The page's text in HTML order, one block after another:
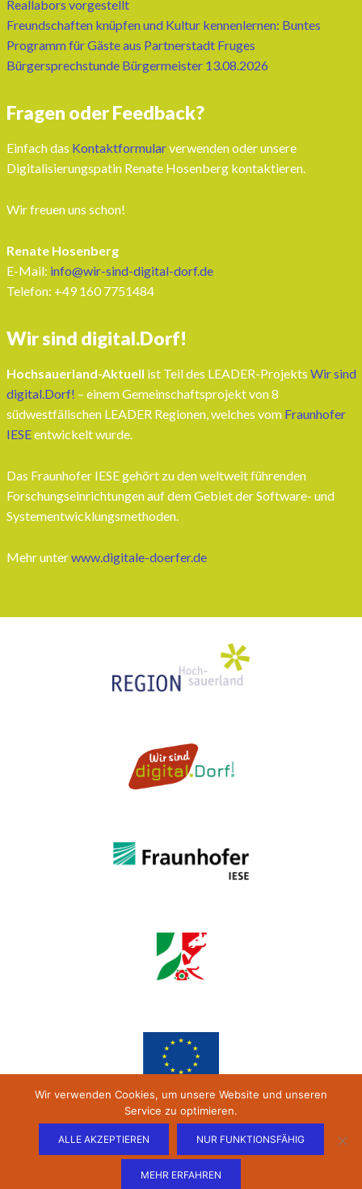
Reallabors vorgestellt
Freundschaften knüpfen und Kultur kennenlernen: Buntes
Programm für Gäste aus Partnerstadt Fruges
Bürgersprechstunde Bürgermeister 13.08.2026
Fragen oder Feedback?
Einfach das Kontaktformularverwenden oder unsere
Digitalisierungspatin Renate Hosenberg kontaktieren.
Wir freuen uns schon!
Renate Hosenberg
E-Mail: info@wir-sind-digital-dorf.de
Telefon: ‭+49 160 7751484‬
Wir sind digital.Dorf!
Hochsauerland-Aktuell ist Teil des LEADER-Projekts Wir sind
digital.Dorf! – einem Gemeinschaftsprojekt von 8
südwestfälischen LEADER Regionen, welches vom Fraunhofer
IESEentwickelt wurde.
Das Fraunhofer IESE gehört zu den weltweit führenden
Forschungseinrichtungen auf dem Gebiet der Software- und
Systementwicklungsmethoden.
Mehr unterwww.digitale-doerfer.de
Wir verwenden Cookies, um unsere Website und unseren
Service zu optimieren.
ALLE AKZEPTIEREN NUR FUNKTIONSFÄHIG
MEHR ERFAHREN